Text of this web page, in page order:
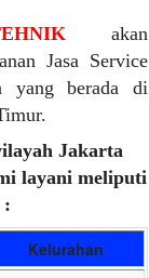
akan
Jasa Service
yang berada di
Jakarta
layani meliputi
:
Kelurahan